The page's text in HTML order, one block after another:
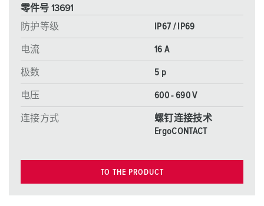
零件号 13691
防护等级
IP67 / IP69
电流 16 A
极数 5 p
电压 600 - 690 V
连接方式
螺钉连接技术
ErgoCONTACT
TO THE PRODUCT